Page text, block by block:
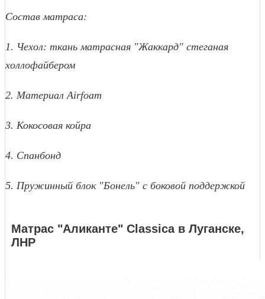
Состав матраса:
1. Чехол: ткань матрасная "Жаккард" стеганая
холлофайбером
2. Материал Airfoam
3. Кокосовая койра
4. Спанбонд
5. Пружинный блок "Бонель" с боковой поддержкой
Матрас "Аликанте" Classica в Луганске,
ЛНР